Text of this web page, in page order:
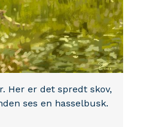
Her er det spredt skov,
ses en hasselbusk.